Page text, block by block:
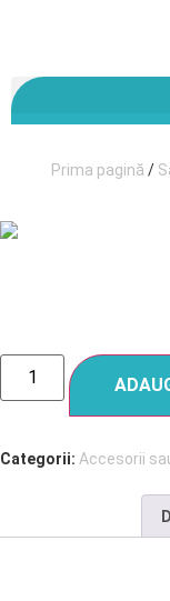
Prima pagină /
Categorii: Accesorii